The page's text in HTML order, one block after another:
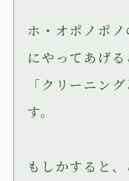
ホ・オポノポ
にやってあげる
「クリーニン
す。
もしかすると